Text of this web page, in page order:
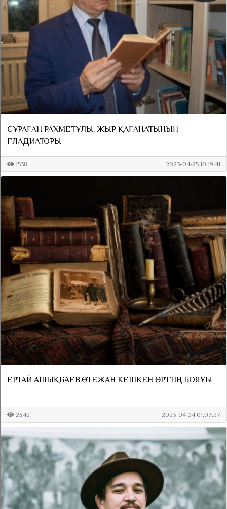
СҰРАҒАН РАХМЕТҰЛЫ. ЖЫР ҚАҒАНАТЫНЫҢ
ГЛАДИАТОРЫ
1538 2023-04-25 10:19:41
ЕРТАЙ АШЫҚБАЕВ.ӨТЕЖАН КЕШКЕН ӨРТТІҢ БОЯУЫ
2846 2023-04-24 01:07:27